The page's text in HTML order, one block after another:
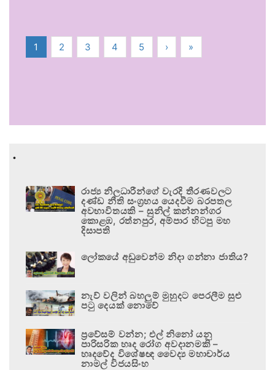
1 2 3 4 5 › »
.
රාජ්‍ය නිලධාරීන්ගේ වැරදි තීරණවලට
දණ්ඩ නීති සංග්‍රහය යෙදවීම බරපතල
අවභාවිතයකි – සුනිල් කන්නන්ගර
කොළඹ, රත්නපුර, අම්පාර හිටපු මහ
දිසාපති
ලෝකයේ අඩුවෙන්ම නිදා ගන්නා ජාතිය?
නැව් වලින් බහලුම් මුහුදට පෙරලීම සුළු
පටු දෙයක් නොවේ
ප්‍රවේසම් වන්න; එල් නිනෝ යනු
පාරිසරික හෘද රෝග අවදානමකි –
හෘදවේද විශේෂඥ වෛද්‍ය මහාචාර්ය
නාමල් විජයසිංහ